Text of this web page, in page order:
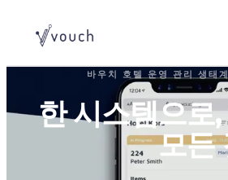
바우치 호텔 운영 관리 생
한 시스템으로
모든